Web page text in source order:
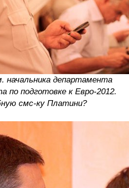
начальника департамента
по подготовке к Евро-2012.
смс-ку Платини?